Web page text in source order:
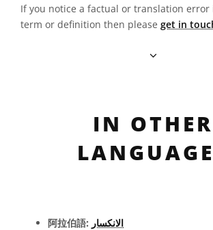
If you notice a factual or translation error
term or definition then please get in
IN OTHER
阿拉伯語: الانكسار